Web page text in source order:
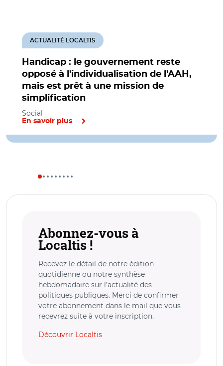
Handicap : le gouvernement reste
opposé à l'individualisation de l'AAH,
mais est prêt à une mission de
simplification
ACTUALITÉ LOCALTIS
Social
En savoir plus
Abonnez-vous à
Localtis !
Recevez le détail de notre édition
quotidienne ou notre synthèse
hebdomadaire sur l’actualité des
politiques publiques. Merci de confirmer
votre abonnement dans le mail que vous
recevrez suite à votre inscription.
Découvrir Localtis